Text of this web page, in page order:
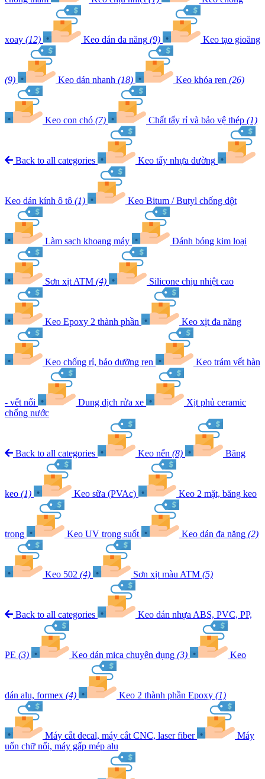
xoay (12) Keo dán đa năng (9) Keo tạo gioăng
(9) Keo dán nhanh (18) Keo khóa ren (26)
Keo con chó (7) Chất tẩy rỉ và bảo vệ thép (1)
Back to all categories Keo tẩy nhựa đường
Keo dán kính ô tô (1) Keo Bitum / Butyl chống dột
Làm sạch khoang máy Đánh bóng kim loại
Sơn xịt ATM (4) Silicone chịu nhiệt cao
Keo Epoxy 2 thành phần Keo xịt đa năng
Keo chống rỉ, bảo dưỡng ren Keo trám vết hàn
- vết nối Dung dịch rửa xe
Xịt phủ ceramic
chống nước
Back to all categories Keo nến (8) Băng
keo (1) Keo sữa (PVAc) Keo 2 mặt, băng keo
trong Keo UV trong suốt Keo dán đa năng (2)
Keo 502 (4) Sơn xịt màu ATM (5)
Back to all categories Keo dán nhựa ABS, PVC, PP,
PE (3) Keo dán mica chuyên dụng (3) Keo
dán alu, formex (4) Keo 2 thành phần Epoxy (1)
Máy cắt decal, máy cắt CNC, laser fiber
Máy
uốn chữ nổi, máy gấp mép alu